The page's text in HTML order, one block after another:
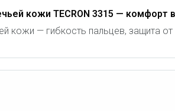
кожи TECRON 3315 — комфорт
кожи — гибкость пальцев, защита